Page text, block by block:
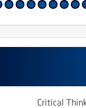
Critical